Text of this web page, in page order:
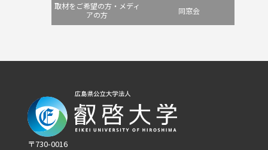
取材をご希望の方・メディ
アの方
同窓会
〒730-0016